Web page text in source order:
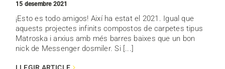
15 desembre 2021
¡Esto es todo amigos! Així ha estat el 2021. Igual que
aquests projectes infinits compostos de carpetes tipus
Matroska i arxius amb més barres baixes que un bon
nick de Messenger dosmiler. Si [...]